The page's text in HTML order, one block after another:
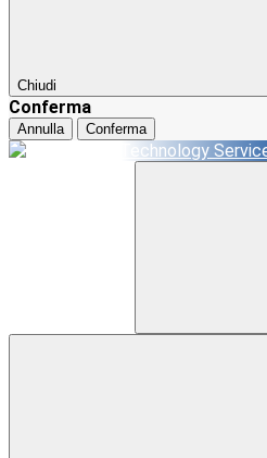
Chiudi
Conferma
Annulla Conferma